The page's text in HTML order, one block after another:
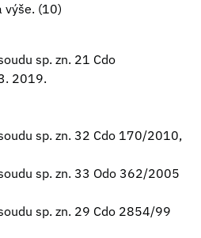
výše. (10)
sp. zn. 21 Cdo
2019.
sp. zn. 32 Cdo 170/2010,
sp. zn. 33 Odo 362/2005
sp. zn. 29 Cdo 2854/99